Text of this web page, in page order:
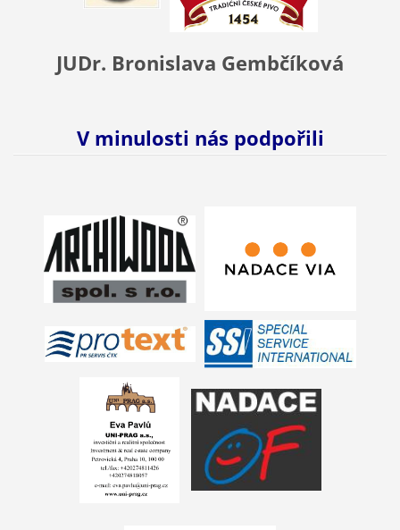
JUDr. Bronislava Gembčíková
V minulosti nás podpořili